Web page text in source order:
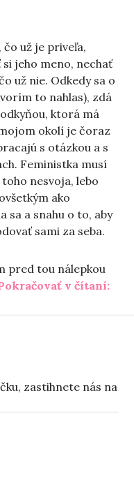
už je priveľa,
jeho meno, nechať
už nie. Odkedy sa o
to nahlas), zdá
ktorá má
okolí je čoraz
s otázkou a s
Feministka musí
nesvoja, lebo
ako
sa a snahu o to, aby
sami za seba.
pred tou nálepkou
v čítaní:
zastihnete nás na